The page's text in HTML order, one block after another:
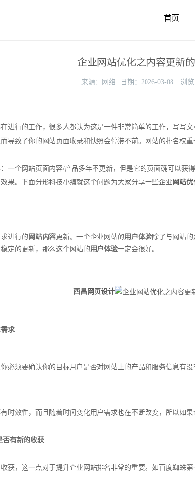
首页
企业网站优化之内容更新
来源： 网络 日期： 2026-03-08 浏览
进行的工作，很多人都认为这是一件非常简单的工作，写写
导致了你的网站页面收录和快照会停滞不前。网站的排名权重
个网站页面内容/产品多年不更新，但是它的页面确可以获
。下面分形科技小编就这个问题为大家分享一些企业 网站优
求进行的 网站内容更新。一个企业网站的用户体验除了与网站
定的更新，那么这个网站的用户体验一定会很好。
西昌 网页设计
求
必须要确认你的目标用户是否对网站上的产品和服务信息有
效性，而且随着时间变化用户需求也在不断改变，所以如果
有新的收获
，这一点对于提升企业网站排名非常的重要。如百度蜘蛛